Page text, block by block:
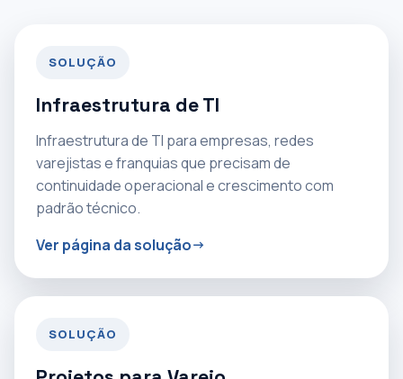
SOLUÇÃO
Infraestrutura de TI
Infraestrutura de TI para empresas, redes
varejistas e franquias que precisam de
continuidade operacional e crescimento com
padrão técnico.
Ver página da solução
SOLUÇÃO